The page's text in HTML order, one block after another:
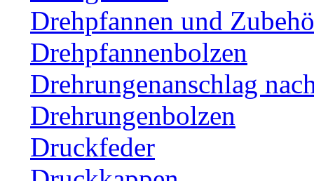
Drehpfannen und
Drehpfannenbolzen
Drehrungenanschlag
Drehrungenbolzen
Druckfeder